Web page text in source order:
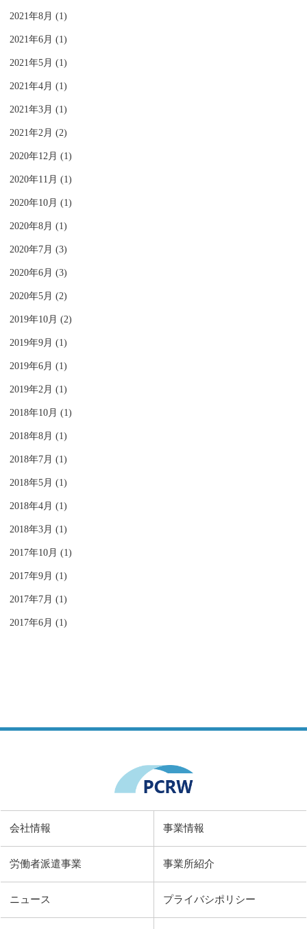
2021年8月 (1)
2021年6月 (1)
2021年5月 (1)
2021年4月 (1)
2021年3月 (1)
2021年2月 (2)
2020年12月 (1)
2020年11月 (1)
2020年10月 (1)
2020年8月 (1)
2020年7月 (3)
2020年6月 (3)
2020年5月 (2)
2019年10月 (2)
2019年9月 (1)
2019年6月 (1)
2019年2月 (1)
2018年10月 (1)
2018年8月 (1)
2018年7月 (1)
2018年5月 (1)
2018年4月 (1)
2018年3月 (1)
2017年10月 (1)
2017年9月 (1)
2017年7月 (1)
2017年6月 (1)
会社情報 事業情報
労働者派遣事業 事業所紹介
ニュース プライバシポリシー